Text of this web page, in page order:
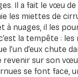
Il a fait le vœu
les miettes de
à nuages, il les
la tempête :
l’un d’eux chute
revenir sur son
se font face,